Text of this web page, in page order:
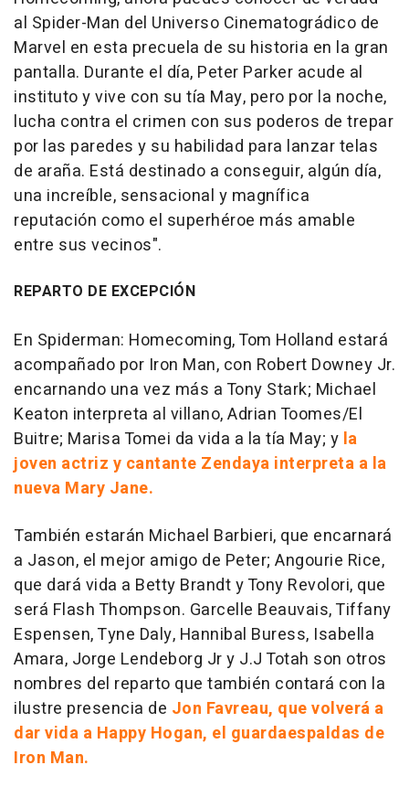
al Spider-Man del Universo Cinematográdico de
Marvel en esta precuela de su historia en la gran
pantalla. Durante el día, Peter Parker acude al
instituto y vive con su tía May, pero por la noche,
lucha contra el crimen con sus poderos de trepar
por las paredes y su habilidad para lanzar telas
de araña. Está destinado a conseguir, algún día,
una increíble, sensacional y magnífica
reputación como el superhéroe más amable
entre sus vecinos".
REPARTO DE EXCEPCIÓN
En Spiderman: Homecoming, Tom Holland estará
acompañado por Iron Man, con Robert Downey Jr.
encarnando una vez más a Tony Stark; Michael
Keaton interpreta al villano, Adrian Toomes/El
Buitre; Marisa Tomei da vida a la tía May; y la
joven actriz y cantante Zendaya interpreta a la
nueva Mary Jane.
También estarán Michael Barbieri, que encarnará
a Jason, el mejor amigo de Peter; Angourie Rice,
que dará vida a Betty Brandt y Tony Revolori, que
será Flash Thompson. Garcelle Beauvais, Tiffany
Espensen, Tyne Daly, Hannibal Buress, Isabella
Amara, Jorge Lendeborg Jr y J.J Totah son otros
nombres del reparto que también contará con la
ilustre presencia de Jon Favreau, que volverá a
dar vida a Happy Hogan, el guardaespaldas de
Iron Man.